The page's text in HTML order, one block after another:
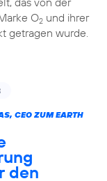
O2und ihrer
getragen wurde.
CEO ZUM EARTH
den